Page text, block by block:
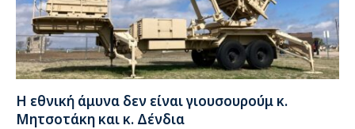
Η εθνική άμυνα δεν είναι γιουσουρούμ κ.
Μητσοτάκη και κ. Δένδια